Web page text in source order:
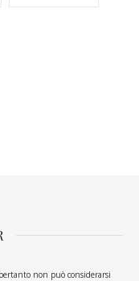
non può considerarsi